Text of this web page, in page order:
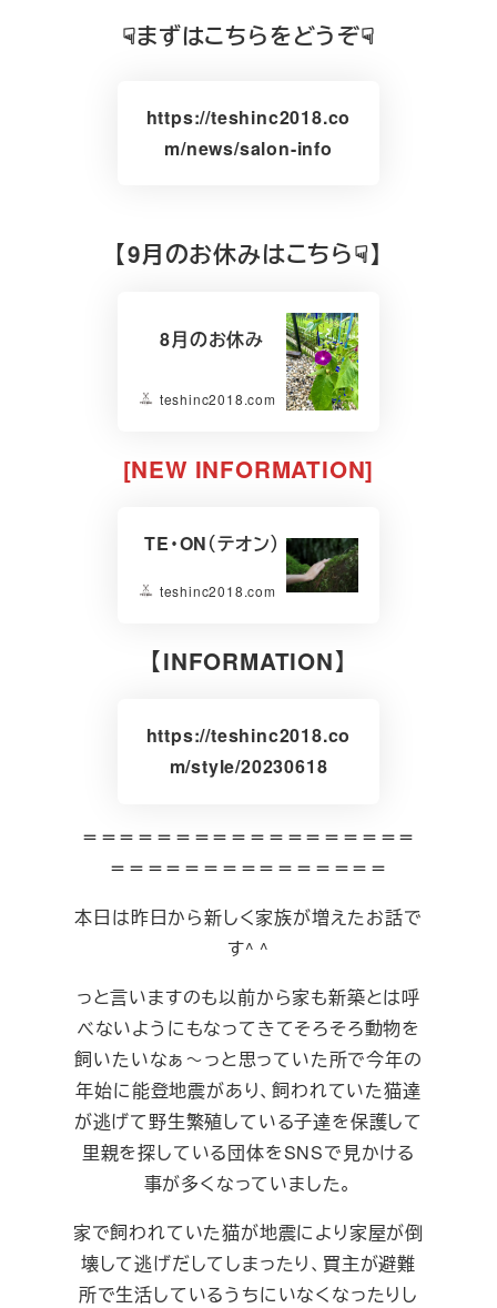
☟まずはこちらをどうぞ☟
https://teshinc2018.co
m/news/salon-info
【9月のお休みはこちら☟】
8月のお休み
teshinc2018.com
[NEW INFORMATION]
TE・ON（テオン）
teshinc2018.com
【INFORMATION】
https://teshinc2018.co
m/style/20230618
＝＝＝＝＝＝＝＝＝＝＝＝＝＝＝＝＝＝
＝＝＝＝＝＝＝＝＝＝＝＝＝＝＝
本日は昨日から新しく家族が増えたお話で
す^ ^
っと言いますのも以前から家も新築とは呼
べないようにもなってきてそろそろ動物を
飼いたいなぁ～っと思っていた所で今年の
年始に能登地震があり、飼われていた猫達
が逃げて野生繁殖している子達を保護して
里親を探している団体をSNSで見かける
事が多くなっていました。
家で飼われていた猫が地震により家屋が倒
壊して逃げだしてしまったり、買主が避難
所で生活しているうちにいなくなったりし